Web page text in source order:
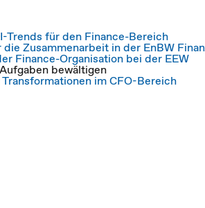
Trends für den Finance-Bereich
Zusammenarbeit in der EnBW
Finance-Organisation bei der EEW
bewältigen
im CFO-Bereich